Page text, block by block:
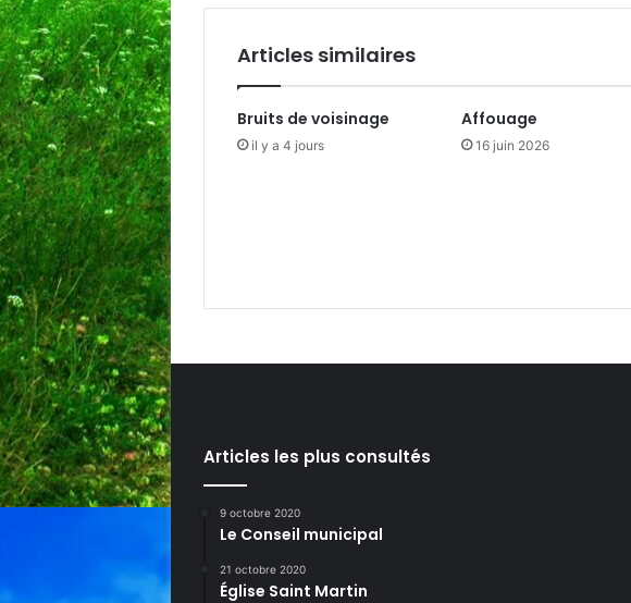
Articles similaires
Bruits de voisinage
il y a 4 jours
Affouage
16 juin 2026
Articles les plus consultés
9 octobre 2020
Le Conseil municipal
21 octobre 2020
Église Saint Martin